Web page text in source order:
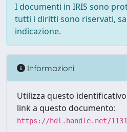
I documenti in IRIS sono
tutti i diritti sono riservati,
indicazione.
Informazioni
Utilizza questo
link a questo documento:
https://hdl.handle.net/